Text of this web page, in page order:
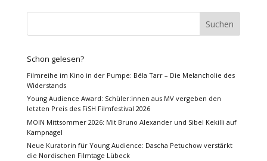
Schon gelesen?
Filmreihe im Kino in der Pumpe: Béla Tarr – Die Melancholie des
Widerstands
Young Audience Award: Schüler:innen aus MV vergeben den
letzten Preis des FiSH Filmfestival 2026
MOIN Mittsommer 2026: Mit Bruno Alexander und Sibel Kekilli auf
Kampnagel
Neue Kuratorin für Young Audience: Dascha Petuchow verstärkt
die Nordischen Filmtage Lübeck